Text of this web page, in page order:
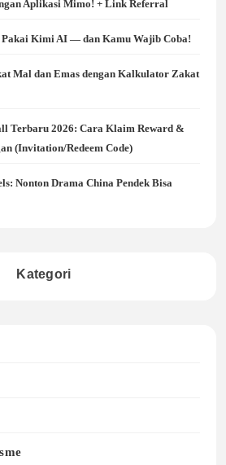
Aplikasi Mimo! + Link Referral
Pakai Kimi AI — dan Kamu Wajib Coba!
Mal dan Emas dengan Kalkulator Zakat
Terbaru 2026: Cara Klaim Reward &
(Invitation/Redeem Code)
Nonton Drama China Pendek Bisa
Kategori